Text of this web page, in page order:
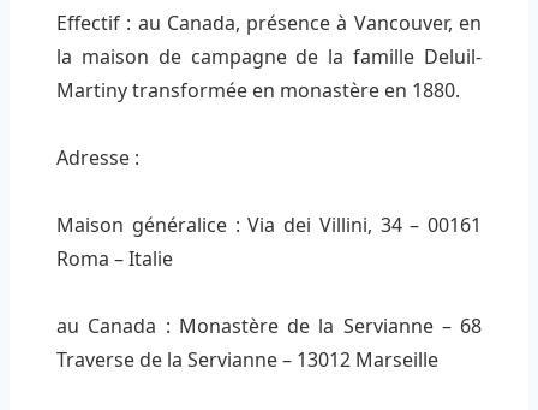
Effectif : au Canada, présence à Vancouver, en
la maison de campagne de la famille Deluil-
Martiny transformée en monastère en 1880.
Adresse :
Maison généralice : Via dei Villini, 34 – 00161
Roma – Italie
au Canada : Monastère de la Servianne – 68
Traverse de la Servianne – 13012 Marseille